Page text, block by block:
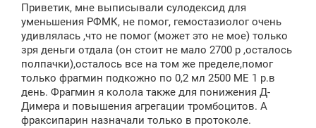
Приветик, мне выписывали сулодексид для
уменьшения РФМК, не помог, гемостазиолог очень
удивлялась ,что не помог (может это не мое) только
зря деньги отдала (он стоит не мало 2700 р ,осталось
полпачки),осталось все на том же пределе,помог
только фрагмин подкожно по 0,2 мл 2500 МЕ 1 р.в
день. Фрагмин я колола также для понижения Д-
Димера и повышения агрегации тромбоцитов. А
фраксипарин назначали только в протоколе.